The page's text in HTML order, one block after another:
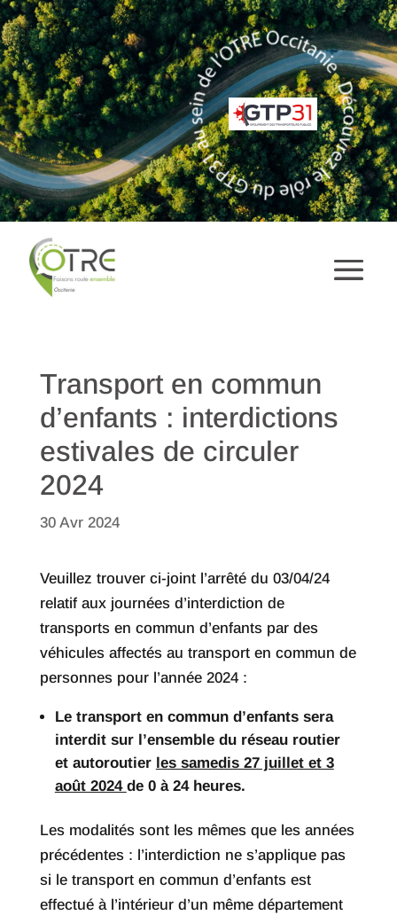
Transport en commun
d’enfants : interdictions
estivales de circuler
2024
30 Avr 2024
Veuillez trouver ci-joint l’arrêté du 03/04/24
relatif aux journées d’interdiction de
transports en commun d’enfants par des
véhicules affectés au transport en commun de
personnes pour l’année 2024 :
Le transport en commun d’enfants sera
interdit sur l’ensemble du réseau routier
et autoroutier les samedis 27 juillet et 3
août 2024 de 0 à 24 heures.
Les modalités sont les mêmes que les années
précédentes : l’interdiction ne s’applique pas
si le transport en commun d’enfants est
effectué à l’intérieur d’un même département